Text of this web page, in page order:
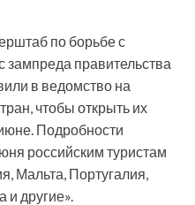
по борьбе с
зампреда правительства
в ведомство на
чтобы открыть их
Подробности
российским туристам
Мальта, Португалия,
другие».